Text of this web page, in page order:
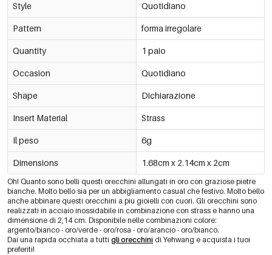
Style Quotidiano
Pattern forma irregolare
Quantity 1 paio
Occasion Quotidiano
Shape Dichiarazione
Insert Material Strass
Il peso 6g
Dimensions 1.68cm x 2.14cm x 2cm
Oh! Quanto sono belli questi orecchini allungati in oro con graziose pietre
bianche. Molto bello sia per un abbigliamento casual che festivo. Molto bello
anche abbinare questi orecchini a più gioielli con cuori. Gli orecchini sono
realizzati in acciaio inossidabile in combinazione con strass e hanno una
dimensione di 2,14 cm. Disponibile nelle combinazioni colore:
argento/bianco - oro/verde - oro/rosa - oro/arancio - oro/bianco.
Dai una rapida occhiata a tutti gli orecchini di Yehwang e acquista i tuoi
preferiti!